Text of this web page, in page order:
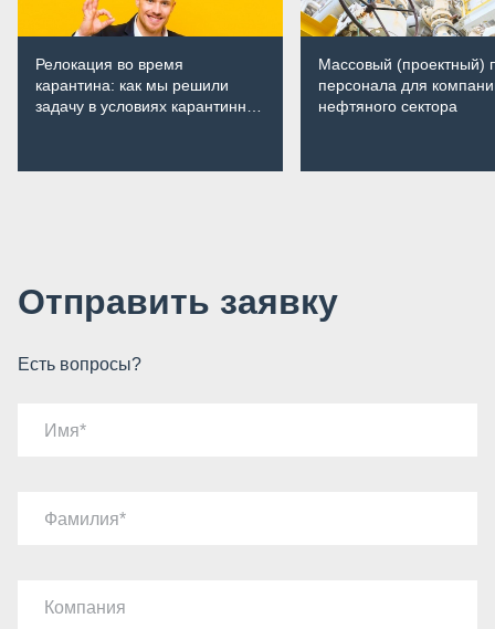
Релокация во время
карантина: как мы решили
задачу в условиях карантинных
Массовый (проектный)
персонала для
нефтяного сектора
Отправить заявку
Есть вопросы?
Имя
Фамилия
Компания